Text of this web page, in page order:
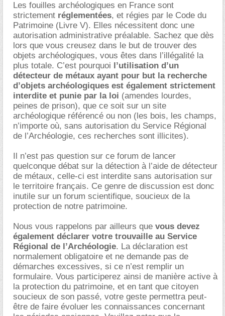
Les fouilles archéologiques en France sont
strictement réglementées, et régies par le Code du
Patrimoine (Livre V). Elles nécessitent donc une
autorisation administrative préalable. Sachez que dès
lors que vous creusez dans le but de trouver des
objets archéologiques, vous êtes dans l’illégalité la
plus totale. C’est pourquoi l’utilisation d’un
détecteur de métaux ayant pour but la recherche
d’objets archéologiques est également strictement
interdite et punie par la loi (amendes lourdes,
peines de prison), que ce soit sur un site
archéologique référencé ou non (les bois, les champs,
n’importe où, sans autorisation du Service Régional
de l’Archéologie, ces recherches sont illicites).
Il n’est pas question sur ce forum de lancer
quelconque débat sur la détection à l’aide de détecteur
de métaux, celle-ci est interdite sans autorisation sur
le territoire français. Ce genre de discussion est donc
inutile sur un forum scientifique, soucieux de la
protection de notre patrimoine.
Nous vous rappelons par ailleurs que vous devez
également déclarer votre trouvaille au Service
Régional de l’Archéologie. La déclaration est
normalement obligatoire et ne demande pas de
démarches excessives, si ce n’est remplir un
formulaire. Vous participerez ainsi de manière active à
la protection du patrimoine, et en tant que citoyen
soucieux de son passé, votre geste permettra peut-
être de faire évoluer les connaissances concernant